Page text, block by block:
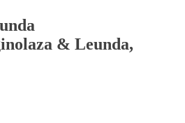
& Leunda,